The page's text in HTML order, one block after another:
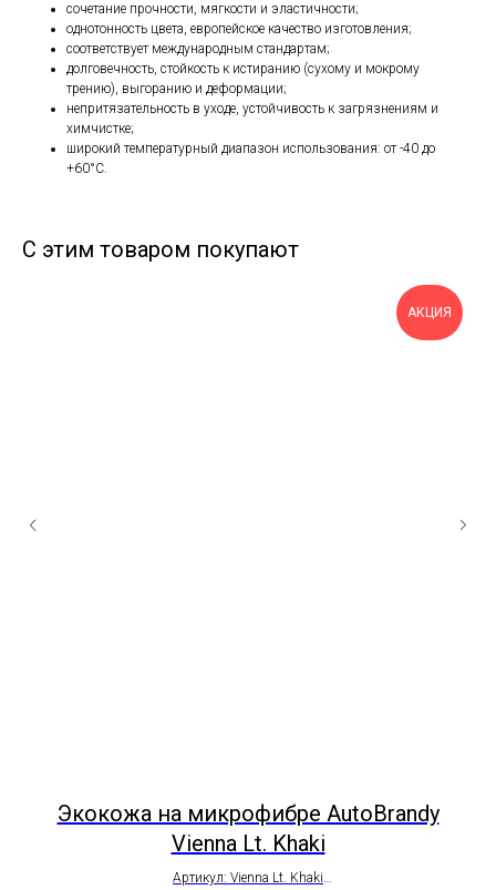
сочетание прочности, мягкости и эластичности;
однотонность цвета, европейское качество изготовления;
соответствует международным стандартам;
долговечность, стойкость к истиранию (сухому и мокрому
трению), выгоранию и деформации;
непритязательность в уходе, устойчивость к загрязнениям и
химчистке;
широкий температурный диапазон использования: от -40 до
+60°С.
С этим товаром покупают
АКЦИЯ
Экокожа на микрофибре AutoBrandy
Vienna Lt. Khaki
Артикул: Vienna Lt. Khaki